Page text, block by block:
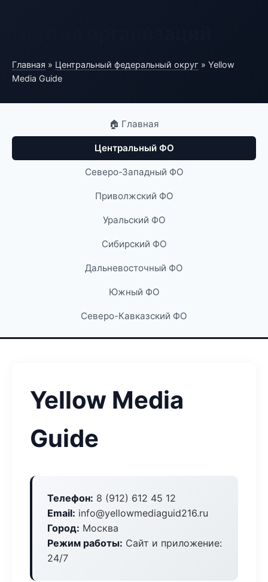
Главная » Центральный федеральный округ » Yellow
Media Guide
🏠 Главная
Центральный ФО
Северо-Западный ФО
Приволжский ФО
Уральский ФО
Сибирский ФО
Дальневосточный ФО
Южный ФО
Северо-Кавказский ФО
Yellow Media
Guide
Телефон: 8 (912) 612 45 12
Email: info@yellowmediaguid216.ru
Город: Москва
Режим работы: Сайт и приложение:
24/7